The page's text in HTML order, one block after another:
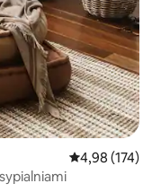
Średnia
4,98 (174)